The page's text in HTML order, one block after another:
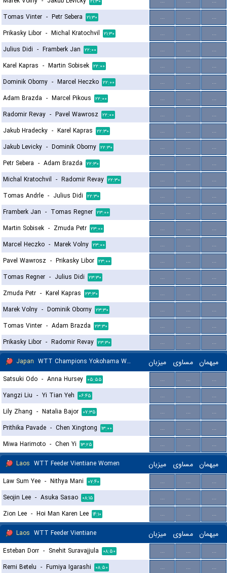
Tomas Vinter - Petr Sebera ۲۱:۳۰ ... ...
...
Prikasky Libor - Michal Kratochvil ۲۱:۳۰ ... ...
...
Julius Didi - Framberk Jan ۲۲:۰۰ ... ...
...
Karel Kapras - Martin Sobisek ۲۲:۰۰ ... ...
...
Dominik Oborny - Marcel Heczko ۲۲:۰۰ ... ...
...
Adam Brazda - Marcel Pikous ۲۲:۰۰ ... ...
...
Radomir Revay - Pavel Wawrosz ۲۲:۰۰ ... ...
...
Jakub Hradecky - Karel Kapras ۲۲:۳۰ ... ...
...
Jakub Levicky - Dominik Oborny ۲۲:۳۰ ... ...
...
Petr Sebera - Adam Brazda ۲۲:۳۰ ... ...
...
Michal Kratochvil - Radomir Revay ۲۲:۳۰ ... ...
...
Tomas Andrle - Julius Didi ۲۲:۳۰ ... ...
...
Framberk Jan - Tomas Regner ۲۳:۰۰ ... ...
...
Martin Sobisek - Zmuda Petr ۲۳:۰۰ ... ...
...
Marcel Heczko - Marek Volny ۲۳:۰۰ ... ...
...
Pavel Wawrosz - Prikasky Libor ۲۳:۰۰ ... ...
...
Tomas Regner - Julius Didi ۲۳:۳۰ ... ...
...
Zmuda Petr - Karel Kapras ۲۳:۳۰ ... ...
...
Marek Volny - Dominik Oborny ۲۳:۳۰ ... ...
...
Tomas Vinter - Adam Brazda ۲۳:۳۰ ... ...
...
Prikasky Libor - Radomir Revay ۲۳:۳۰ ... ...
...
Japan WTT Champions Yokohama Women میزبان مساوی میهمان
Satsuki Odo - Anna Hursey ۰۵:۵۵ ... ...
...
Yangzi Liu - Yi Tian Yeh ۰۶:۴۵ ... ...
...
Lily Zhang - Natalia Bajor ۰۷:۳۵ ... ...
...
Prithika Pavade - Chen Xingtong ۱۳:۰۰ ... ...
...
Miwa Harimoto - Chen Yi ۱۳:۲۵ ... ...
...
Laos WTT Feeder Vientiane Women میزبان مساوی میهمان
Law Sum Yee - Nithya Mani ۰۷:۴۰ ... ...
...
Seojin Lee - Asuka Sasao ۰۸:۱۵ ... ...
...
Zion Lee - Hoi Man Karen Lee ۱۴:۱۰ ... ...
...
Laos WTT Feeder Vientiane میزبان مساوی میهمان
Esteban Dorr - Snehit Suravajjula ۰۸:۵۰ ... ...
...
Remi Betelu - Fumiya Igarashi ۰۸:۵۰ ... ...
...